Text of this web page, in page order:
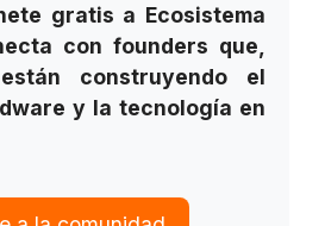
gratis a Ecosistema
con founders que,
construyendo el
y la tecnología en